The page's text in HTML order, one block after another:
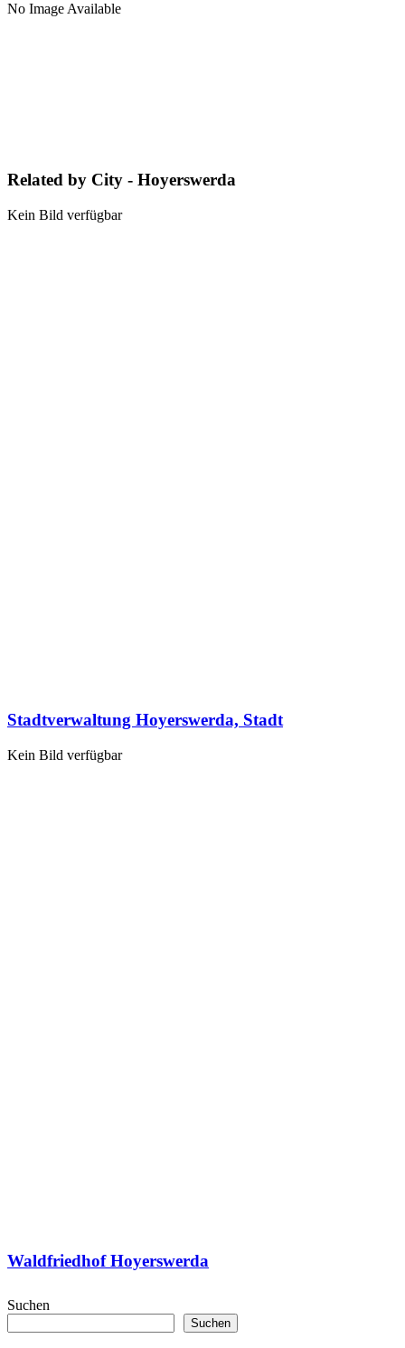
No Image Available
Related by City - Hoyerswerda
Kein Bild verfügbar
Stadtverwaltung Hoyerswerda, Stadt
Kein Bild verfügbar
Waldfriedhof Hoyerswerda
Suchen
Suchen